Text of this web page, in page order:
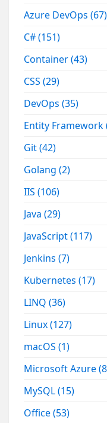
Azure DevOps(67)
C#(151)
Container(43)
CSS(29)
DevOps(35)
Entity Framework
Git(42)
Golang(2)
IIS(106)
Java(29)
JavaScript(117)
Jenkins(7)
Kubernetes(17)
LINQ(36)
Linux(127)
macOS(1)
Microsoft Azure
MySQL(15)
Office(53)